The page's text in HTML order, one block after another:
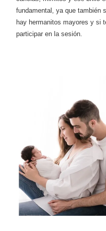
fundamental, ya que también
hay hermanitos mayores y si
participar en la sesión.